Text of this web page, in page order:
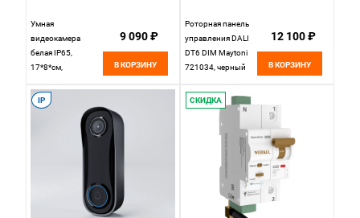
Умная
видеокамера
белая IP65,
17*8*см,
76500/01,
9 090 ₽
В КОРЗИНУ
Роторная панель
управления DALI
DT6 DIM Maytoni
721034, черный
12 100 ₽
В КОРЗИНУ
IP СКИДКА